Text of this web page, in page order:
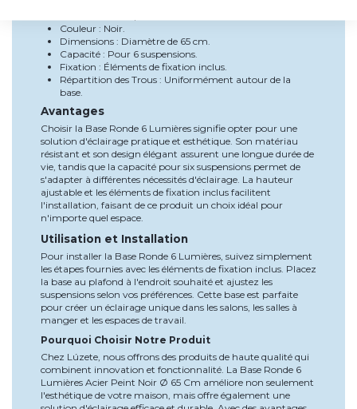
Couleur : Noir.
Dimensions : Diamètre de 65 cm.
Capacité : Pour 6 suspensions.
Fixation : Éléments de fixation inclus.
Répartition des Trous : Uniformément autour de la
base.
Avantages
Choisir la Base Ronde 6 Lumières signifie opter pour une
solution d'éclairage pratique et esthétique. Son matériau
résistant et son design élégant assurent une longue durée de
vie, tandis que la capacité pour six suspensions permet de
s'adapter à différentes nécessités d'éclairage. La hauteur
ajustable et les éléments de fixation inclus facilitent
l'installation, faisant de ce produit un choix idéal pour
n'importe quel espace.
Utilisation et Installation
Pour installer la Base Ronde 6 Lumières, suivez simplement
les étapes fournies avec les éléments de fixation inclus. Placez
la base au plafond à l'endroit souhaité et ajustez les
suspensions selon vos préférences. Cette base est parfaite
pour créer un éclairage unique dans les salons, les salles à
manger et les espaces de travail.
Pourquoi Choisir Notre Produit
Chez Lúzete, nous offrons des produits de haute qualité qui
combinent innovation et fonctionnalité. La Base Ronde 6
Lumières Acier Peint Noir Ø 65 Cm améliore non seulement
l'esthétique de votre maison, mais offre également une